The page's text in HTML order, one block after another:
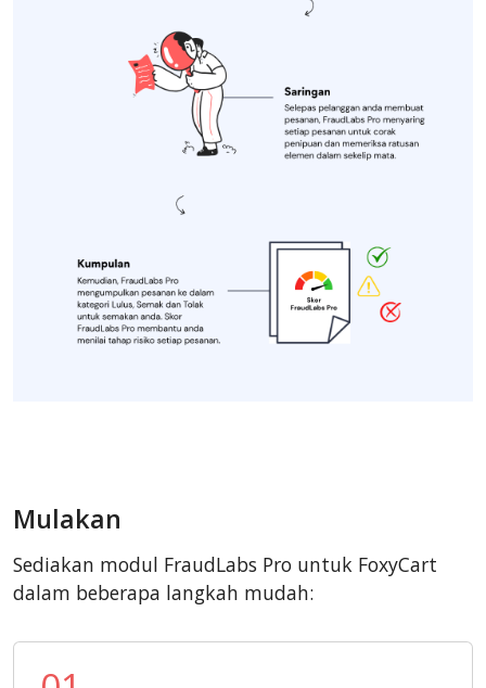
Mulakan
Sediakan modul FraudLabs Pro untuk FoxyCart
dalam beberapa langkah mudah: